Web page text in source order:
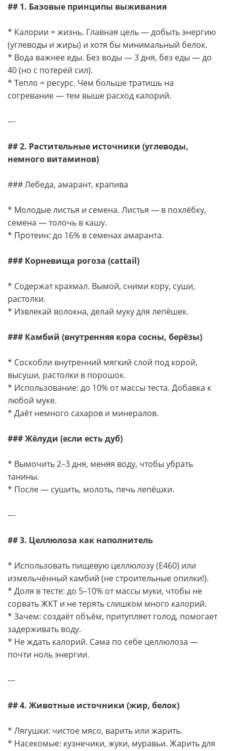
## 1. Базовые принципы выживания
* Калории = жизнь. Главная цель — добыть энергию
(углеводы и жиры) и хотя бы минимальный белок.
* Вода важнее еды. Без воды — 3 дня, без еды — до
40 (но с потерей сил).
* Тепло = ресурс. Чем больше тратишь на
согревание — тем выше расход калорий.
---
## 2. Растительные источники (углеводы,
немного витаминов)
### Лебеда, амарант, крапива
* Молодые листья и семена. Листья — в похлёбку,
семена — толочь в кашу.
* Протеин: до 16% в семенах амаранта.
### Корневища рогоза (cattail)
* Содержат крахмал. Вымой, сними кору, суши,
растолки.
* Извлекай волокна, делай муку для лепёшек.
### Камбий (внутренняя кора сосны, берёзы)
* Соскобли внутренний мягкий слой под корой,
высуши, растолки в порошок.
* Использование: до 10% от массы теста. Добавка к
любой муке.
* Даёт немного сахаров и минералов.
### Жёлуди (если есть дуб)
* Вымочить 2–3 дня, меняя воду, чтобы убрать
танины.
* После — сушить, молоть, печь лепёшки.
---
## 3. Целлюлоза как наполнитель
* Использовать пищевую целлюлозу (Е460) или
измельчённый камбий (не строительные опилки!).
* Доля в тесте: до 5–10% от массы муки, чтобы не
сорвать ЖКТ и не терять слишком много калорий.
* Зачем: создаёт объём, притупляет голод, помогает
задерживать воду.
* Не ждать калорий. Сама по себе целлюлоза —
почти ноль энергии.
---
## 4. Животные источники (жир, белок)
* Лягушки: чистое мясо, варить или жарить.
* Насекомые: кузнечики, жуки, муравьи. Жарить для